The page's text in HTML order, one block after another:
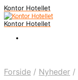
Kontor Hotellet
Kontor Hotellet
Forside / Nyheder /